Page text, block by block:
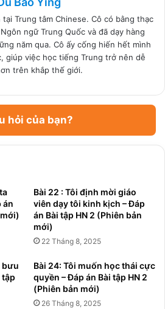
tại Trung tâm Chinese. Cô có bằng thạc
ngữ Trung Quốc và đã dạy hàng
năm qua. Cô ấy cống hiến hết mình
giúp việc học tiếng Trung trở nên dễ
trên khắp thế giới.
hỏi của bạn?
án
Bài 22 : Tôi định mời giáo
viên dạy tôi kinh kịch – Đáp
án Bài tập HN 2 (Phiên bản
mới)
22 Tháng 8, 2025
bưu
tập
Bài 24: Tôi muốn học thái cực
quyền – Đáp án Bài tập HN 2
(Phiên bản mới)
26 Tháng 8, 2025